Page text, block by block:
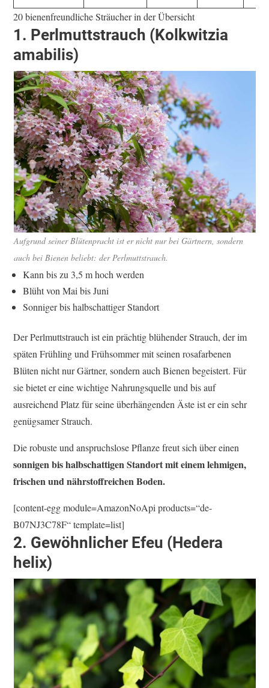
20 bienenfreundliche Sträucher in der Übersicht
1. Perlmuttstrauch (Kolkwitzia
amabilis)
Aufgrund seiner Blütenpracht ist er nicht nur bei Gärtnern, sondern
auch bei Bienen beliebt: der Perlmuttstrauch.
Kann bis zu 3,5 m hoch werden
Blüht von Mai bis Juni
Sonniger bis halbschattiger Standort
Der Perlmuttstrauch ist ein prächtig blühender Strauch, der im
späten Frühling und Frühsommer mit seinen rosafarbenen
Blüten nicht nur Gärtner, sondern auch Bienen begeistert. Für
sie bietet er eine wichtige Nahrungsquelle und bis auf
ausreichend Platz für seine überhängenden Äste ist er ein sehr
genügsamer Strauch.
Die robuste und anspruchslose Pflanze freut sich über einen
sonnigen bis halbschattigen Standort mit einem lehmigen,
frischen und nährstoffreichen Boden.
[content-egg module=AmazonNoApi products=“de-
B07NJ3C78F“ template=list]
2. Gewöhnlicher Efeu (Hedera
helix)